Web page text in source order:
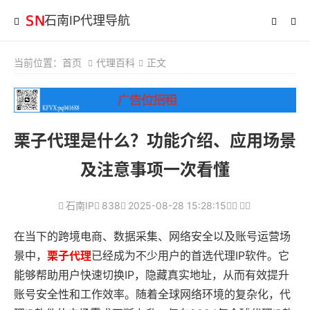
石南IP代理导航
当前位置： 首页 代理百科 正文
栗子代理是什么？功能介绍、应用场景
及注意事项一次看懂
石南IP 838 2025-08-28 15:28:15
在当下的跨境电商、数据采集、网络安全以及账号运营场
景中， 栗子代理已经成为不少用户的首选代理IP软件。它
能够帮助用户快速切换IP，隐藏真实地址，从而有效提升
账号安全性和工作效率。随着全球网络环境的复杂化，代